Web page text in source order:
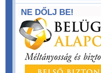
NE DŐLJ BE!